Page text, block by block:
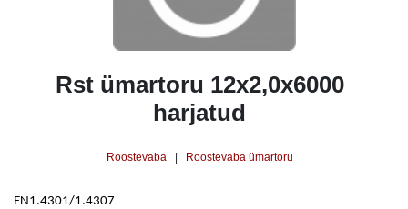
Rst ümartoru 12x2,0x6000
harjatud
Roostevaba| Roostevaba ümartoru
EN1.4301/1.4307